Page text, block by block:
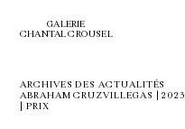
GALERIE
CHANTAL CROUSEL
ARCHIVES DES ACTUALITÉS
ABRAHAM CRUZVILLEGAS | 2023
| PRIX